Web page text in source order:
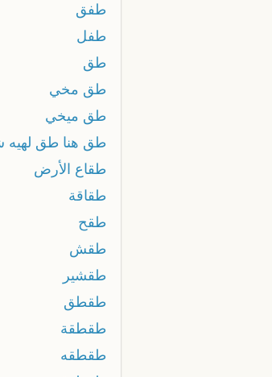
طفق
طفل
طق
طق مخي
طق ميخي
طق هنا طق لهيه
طقاع الأرض
طقاقة
طقح
طقش
طقشير
طقطق
طقطقة
طقطقه